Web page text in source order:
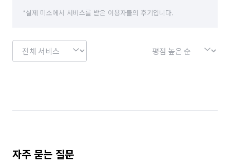
*실제 미소에서 서비스를 받은 이용자들의 후기입니다.
자주 묻는 질문